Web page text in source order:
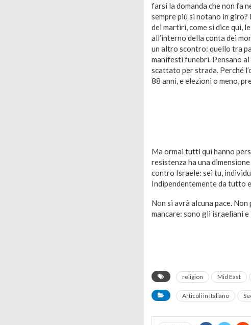
farsi la domanda che non fa
sempre più si notano in
dei martiri, come si dice qui,
all’interno della conta dei
un altro scontro: quello tra
manifesti funebri. Pensano
scattato per strada. Perché
88 anni, e elezioni o meno,
Ma ormai tutti qui hanno
resistenza ha una
contro Israele: sei tu,
Indipendentemente da tutto
Non si avrà alcuna pace.
mancare: sono gli israeliani
religion Mid East
Articoli in italiano